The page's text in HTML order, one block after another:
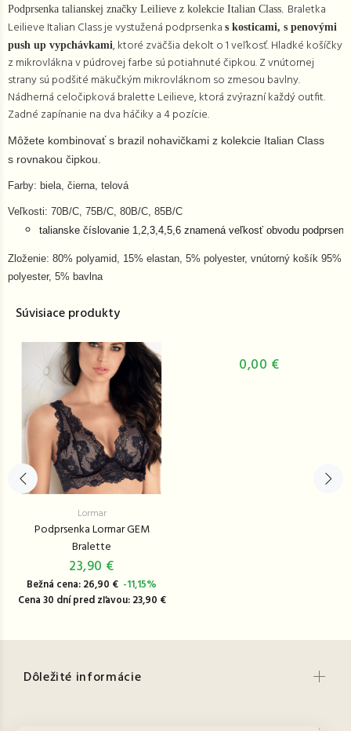
Podprsenka talianskej značky Leilieve z kolekcie Italian Class. Braletka
Leilieve Italian Class je vystužená podprsenka s kosticami, s penovými
push up vypchávkami, ktoré zväčšia dekolt o 1 veľkosť. Hladké košíčky
z mikrovlákna v púdrovej farbe sú potiahnuté čipkou. Z vnútornej
strany sú podšité mäkučkým mikrovláknom so zmesou bavlny.
Nádherná celočipková bralette Leilieve, ktorá zvýrazní každý outfit.
Zadné zapínanie na dva háčiky a 4 pozície.
Môžete kombinovať s brazil nohavičkami z kolekcie Italian Class
s rovnakou čipkou.
Farby: biela, čierna, telová
Veľkosti: 70B/C, 75B/C, 80B/C, 85B/C
talianske číslovanie 1,2,3,4,5,6 znamená veľkosť obvodu
Zloženie: 80% polyamid, 15% elastan, 5% polyester, vnútorný košík 95%
polyester, 5% bavlna
Súvisiace produkty
Lormar
Podprsenka Lormar GEM
Bralette
23,90 €
Bežná cena: 26,90 € -11,15%
Cena 30 dní pred zľavou: 23,90 €
0,00 €
Dôležité informácie